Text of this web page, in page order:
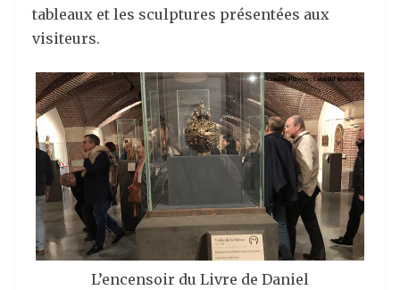
tableaux et les sculptures présentées aux
visiteurs.
L’encensoir du Livre de Daniel